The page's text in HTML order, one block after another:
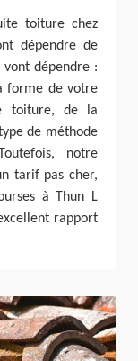
toiture chez
dépendre de
dépendre :
forme de votre
toiture, de la
de méthode
notre
tarif pas cher,
à Thun L
rapport